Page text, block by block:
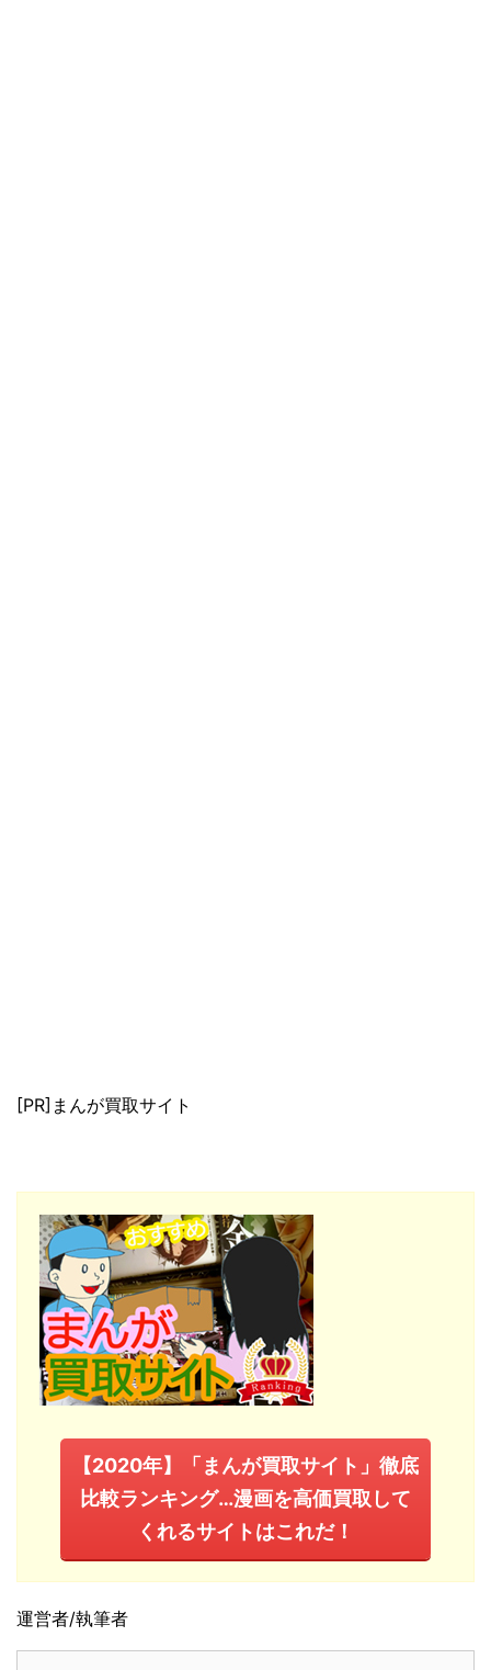
[PR]まんが買取サイト
【2020年】「まんが買取サイト」徹底
比較ランキング…漫画を高価買取して
くれるサイトはこれだ！
運営者/執筆者